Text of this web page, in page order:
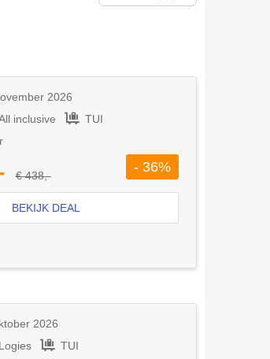
2026
inclusive
TUI
€ 438,-
- 36%
BEKIJK DEAL
2026
Logies
TUI